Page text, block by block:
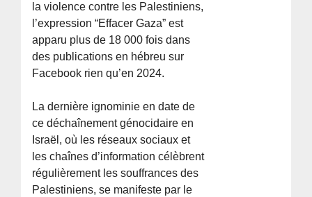
la violence contre les Palestiniens,
l’expression “Effacer Gaza” est
apparu plus de 18 000 fois dans
des publications en hébreu sur
Facebook rien qu’en 2024.
La dernière ignominie en date de
ce déchaînement génocidaire en
Israël, où les réseaux sociaux et
les chaînes d’information célèbrent
régulièrement les souffrances des
Palestiniens, se manifeste par le